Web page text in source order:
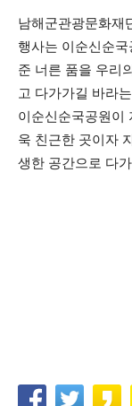
남해군관광문화재
행사는 이순신순
준 너른 품을 우리
고 다가가길 바라
이순신순국공원이
욱 친근한 곳이자
생한 공간으로 다